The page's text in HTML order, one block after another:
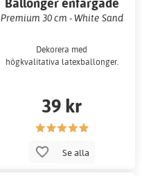
Ballonger enfärgade
Premium 30 cm - White Sand
Dekorera med
högkvalitativa latexballonger.
39 kr
Se alla